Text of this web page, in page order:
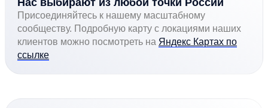
Нас выбирают из любой точки России
Присоединяйтесь к нашему масштабному
сообществу. Подробную карту с локациями наших
клиентов можно посмотреть на Яндекс Картах по
ссылке